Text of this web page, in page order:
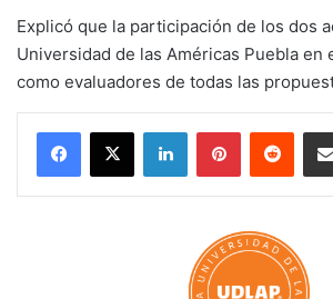
Explicó que la participación de los dos
Universidad de las Américas Puebla en
como evaluadores de todas las
LinkedInPinterest